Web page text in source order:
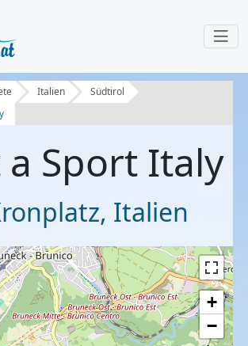
Italien
Südtirol
a Sport Italy
, Italien
+
−